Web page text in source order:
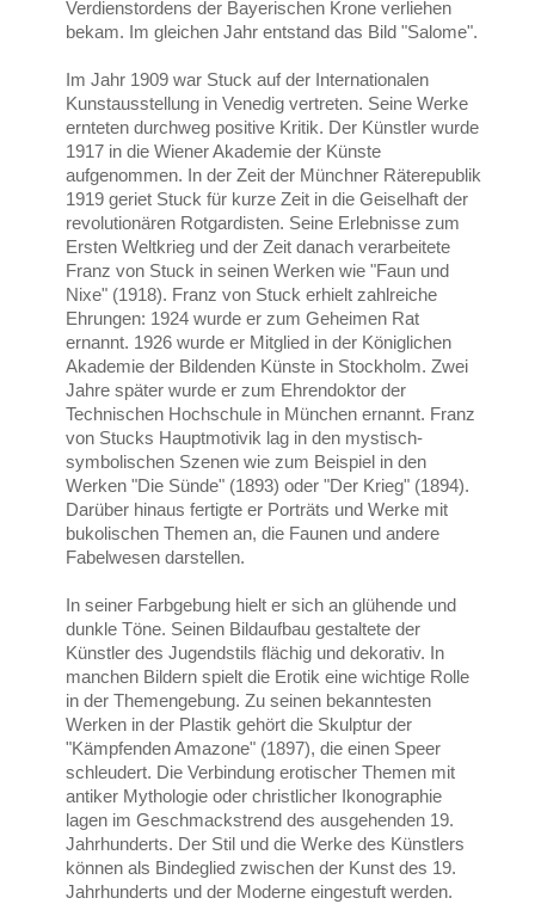
Verdienstordens der Bayerischen Krone verliehen
bekam. Im gleichen Jahr entstand das Bild "Salome".
Im Jahr 1909 war Stuck auf der Internationalen
Kunstausstellung in Venedig vertreten. Seine Werke
ernteten durchweg positive Kritik. Der Künstler wurde
1917 in die Wiener Akademie der Künste
aufgenommen. In der Zeit der Münchner Räterepublik
1919 geriet Stuck für kurze Zeit in die Geiselhaft der
revolutionären Rotgardisten. Seine Erlebnisse zum
Ersten Weltkrieg und der Zeit danach verarbeitete
Franz von Stuck in seinen Werken wie "Faun und
Nixe" (1918). Franz von Stuck erhielt zahlreiche
Ehrungen: 1924 wurde er zum Geheimen Rat
ernannt. 1926 wurde er Mitglied in der Königlichen
Akademie der Bildenden Künste in Stockholm. Zwei
Jahre später wurde er zum Ehrendoktor der
Technischen Hochschule in München ernannt. Franz
von Stucks Hauptmotivik lag in den mystisch-
symbolischen Szenen wie zum Beispiel in den
Werken "Die Sünde" (1893) oder "Der Krieg" (1894).
Darüber hinaus fertigte er Porträts und Werke mit
bukolischen Themen an, die Faunen und andere
Fabelwesen darstellen.
In seiner Farbgebung hielt er sich an glühende und
dunkle Töne. Seinen Bildaufbau gestaltete der
Künstler des Jugendstils flächig und dekorativ. In
manchen Bildern spielt die Erotik eine wichtige Rolle
in der Themengebung. Zu seinen bekanntesten
Werken in der Plastik gehört die Skulptur der
"Kämpfenden Amazone" (1897), die einen Speer
schleudert. Die Verbindung erotischer Themen mit
antiker Mythologie oder christlicher Ikonographie
lagen im Geschmackstrend des ausgehenden 19.
Jahrhunderts. Der Stil und die Werke des Künstlers
können als Bindeglied zwischen der Kunst des 19.
Jahrhunderts und der Moderne eingestuft werden.